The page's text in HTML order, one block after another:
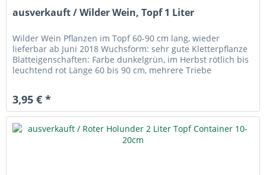
ausverkauft / Wilder Wein, Topf 1 Liter
Wilder Wein Pflanzen im Topf 60-90 cm lang, wieder
lieferbar ab Juni 2018 Wuchsform: sehr gute Kletterpflanze
Blatteigenschaften: Farbe dunkelgrün, im Herbst rötlich bis
leuchtend rot Länge 60 bis 90 cm, mehrere Triebe
3,95 € *